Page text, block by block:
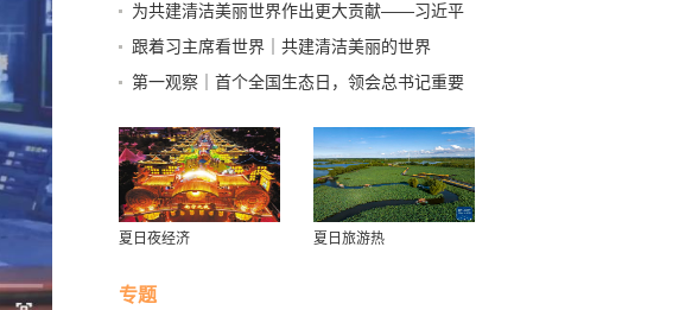
为共建清洁美丽世界作出更大贡献——习近平
总书记在首个全国生态日之际作出的重要指示激
励干部群众奋力推进生态文明建设
跟着习主席看世界｜共建清洁美丽的世界
第一观察｜首个全国生态日，领会总书记重要
夏日夜经济 夏日旅游热
专题